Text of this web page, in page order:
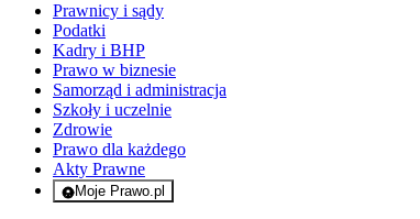
Prawnicy i sądy
Podatki
Kadry i BHP
Prawo w biznesie
Samorząd i administracja
Szkoły i uczelnie
Zdrowie
Prawo dla każdego
Akty Prawne
Moje Prawo.pl
- rejestracja i logowanie do serwisu